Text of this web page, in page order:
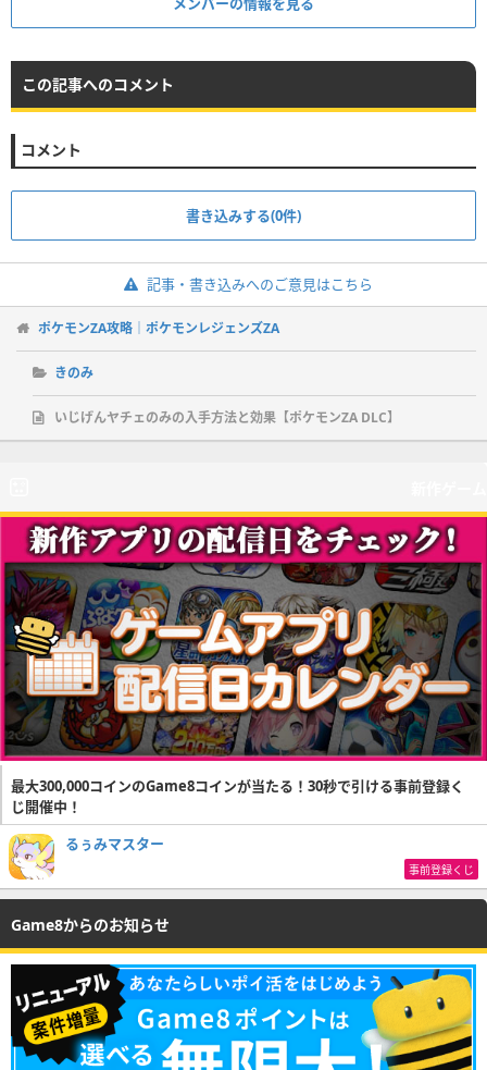
この記事へのコメント
コメント
書き込みする(0件)
記事・書き込みへのご意見はこちら
ポケモンZA攻略｜ポケモンレジェンズZA
きのみ
いじげんヤチェのみの入手方法と効果【ポケモンZA DLC】
最大300,000コインのGame8コインが当たる！30秒で引ける事前登録く
じ開催中！
るぅみマスター
事前登録くじ
Game8からのお知らせ